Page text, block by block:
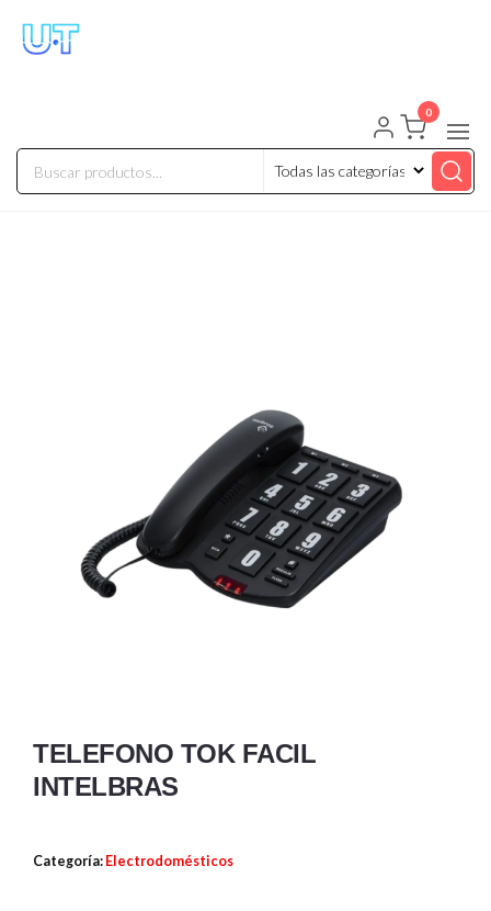
0
TELEFONO TOK FACIL
INTELBRAS
Categoría: Electrodomésticos